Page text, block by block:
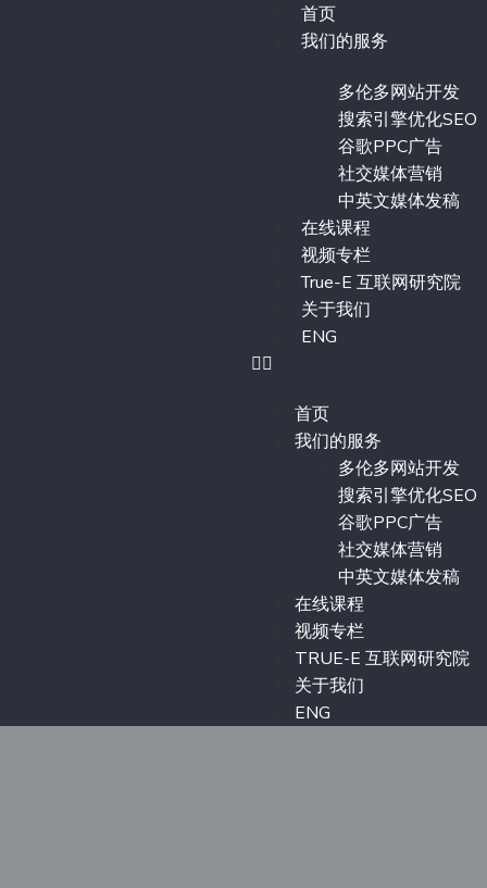
首页
我们的服务
多伦多网站开发
搜索引擎优化SEO
谷歌PPC广告
社交媒体营销
中英文媒体发稿
在线课程
视频专栏
True-E 互联网研究院
关于我们
ENG
首页
我们的服务
多伦多网站开发
搜索引擎优化SEO
谷歌PPC广告
社交媒体营销
中英文媒体发稿
在线课程
视频专栏
TRUE-E 互联网研究院
关于我们
ENG